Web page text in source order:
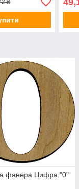
₴
фанера Цифра "0"